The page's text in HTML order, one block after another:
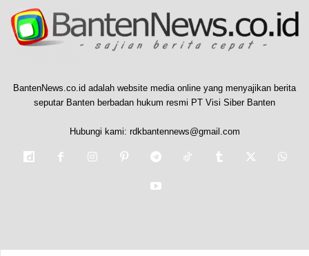
BantenNews.co.id adalah website media online yang menyajikan berita
seputar Banten berbadan hukum resmi PT Visi Siber Banten
Hubungi kami: rdkbantennews@gmail.com